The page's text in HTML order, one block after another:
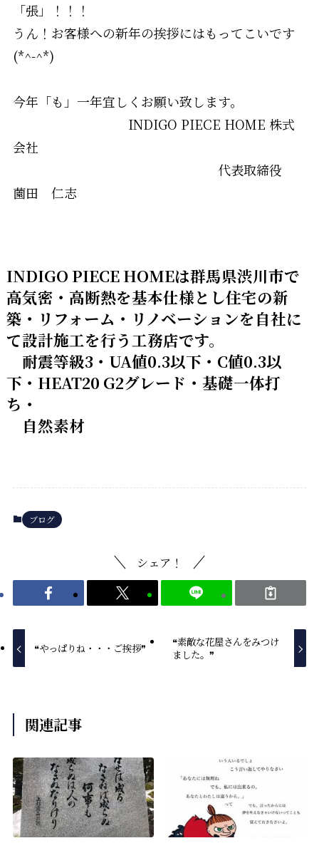
「張」！！！
うん！お客様への新年の挨拶にはもってこいです
(*^-^*)
今年「も」一年宜しくお願い致します。
INDIGO PIECE HOME 株式
会社
代表取締役
薗田 仁志
INDIGO PIECE HOMEは群馬県渋川市で
高気密・高断熱を基本仕様とし住宅の新
築・リフォーム・リノベーションを自社に
て設計施工を行う工務店です。
耐震等級3・UA値0.3以下・C値0.3以
下・HEAT20 G2グレード・基礎一体打
ち・
自然素材
ブログ
シェア！
❝やっぱりね・・・ご挨拶❞
❝素敵な花屋さんをみつけ
ました。❞
関連記事